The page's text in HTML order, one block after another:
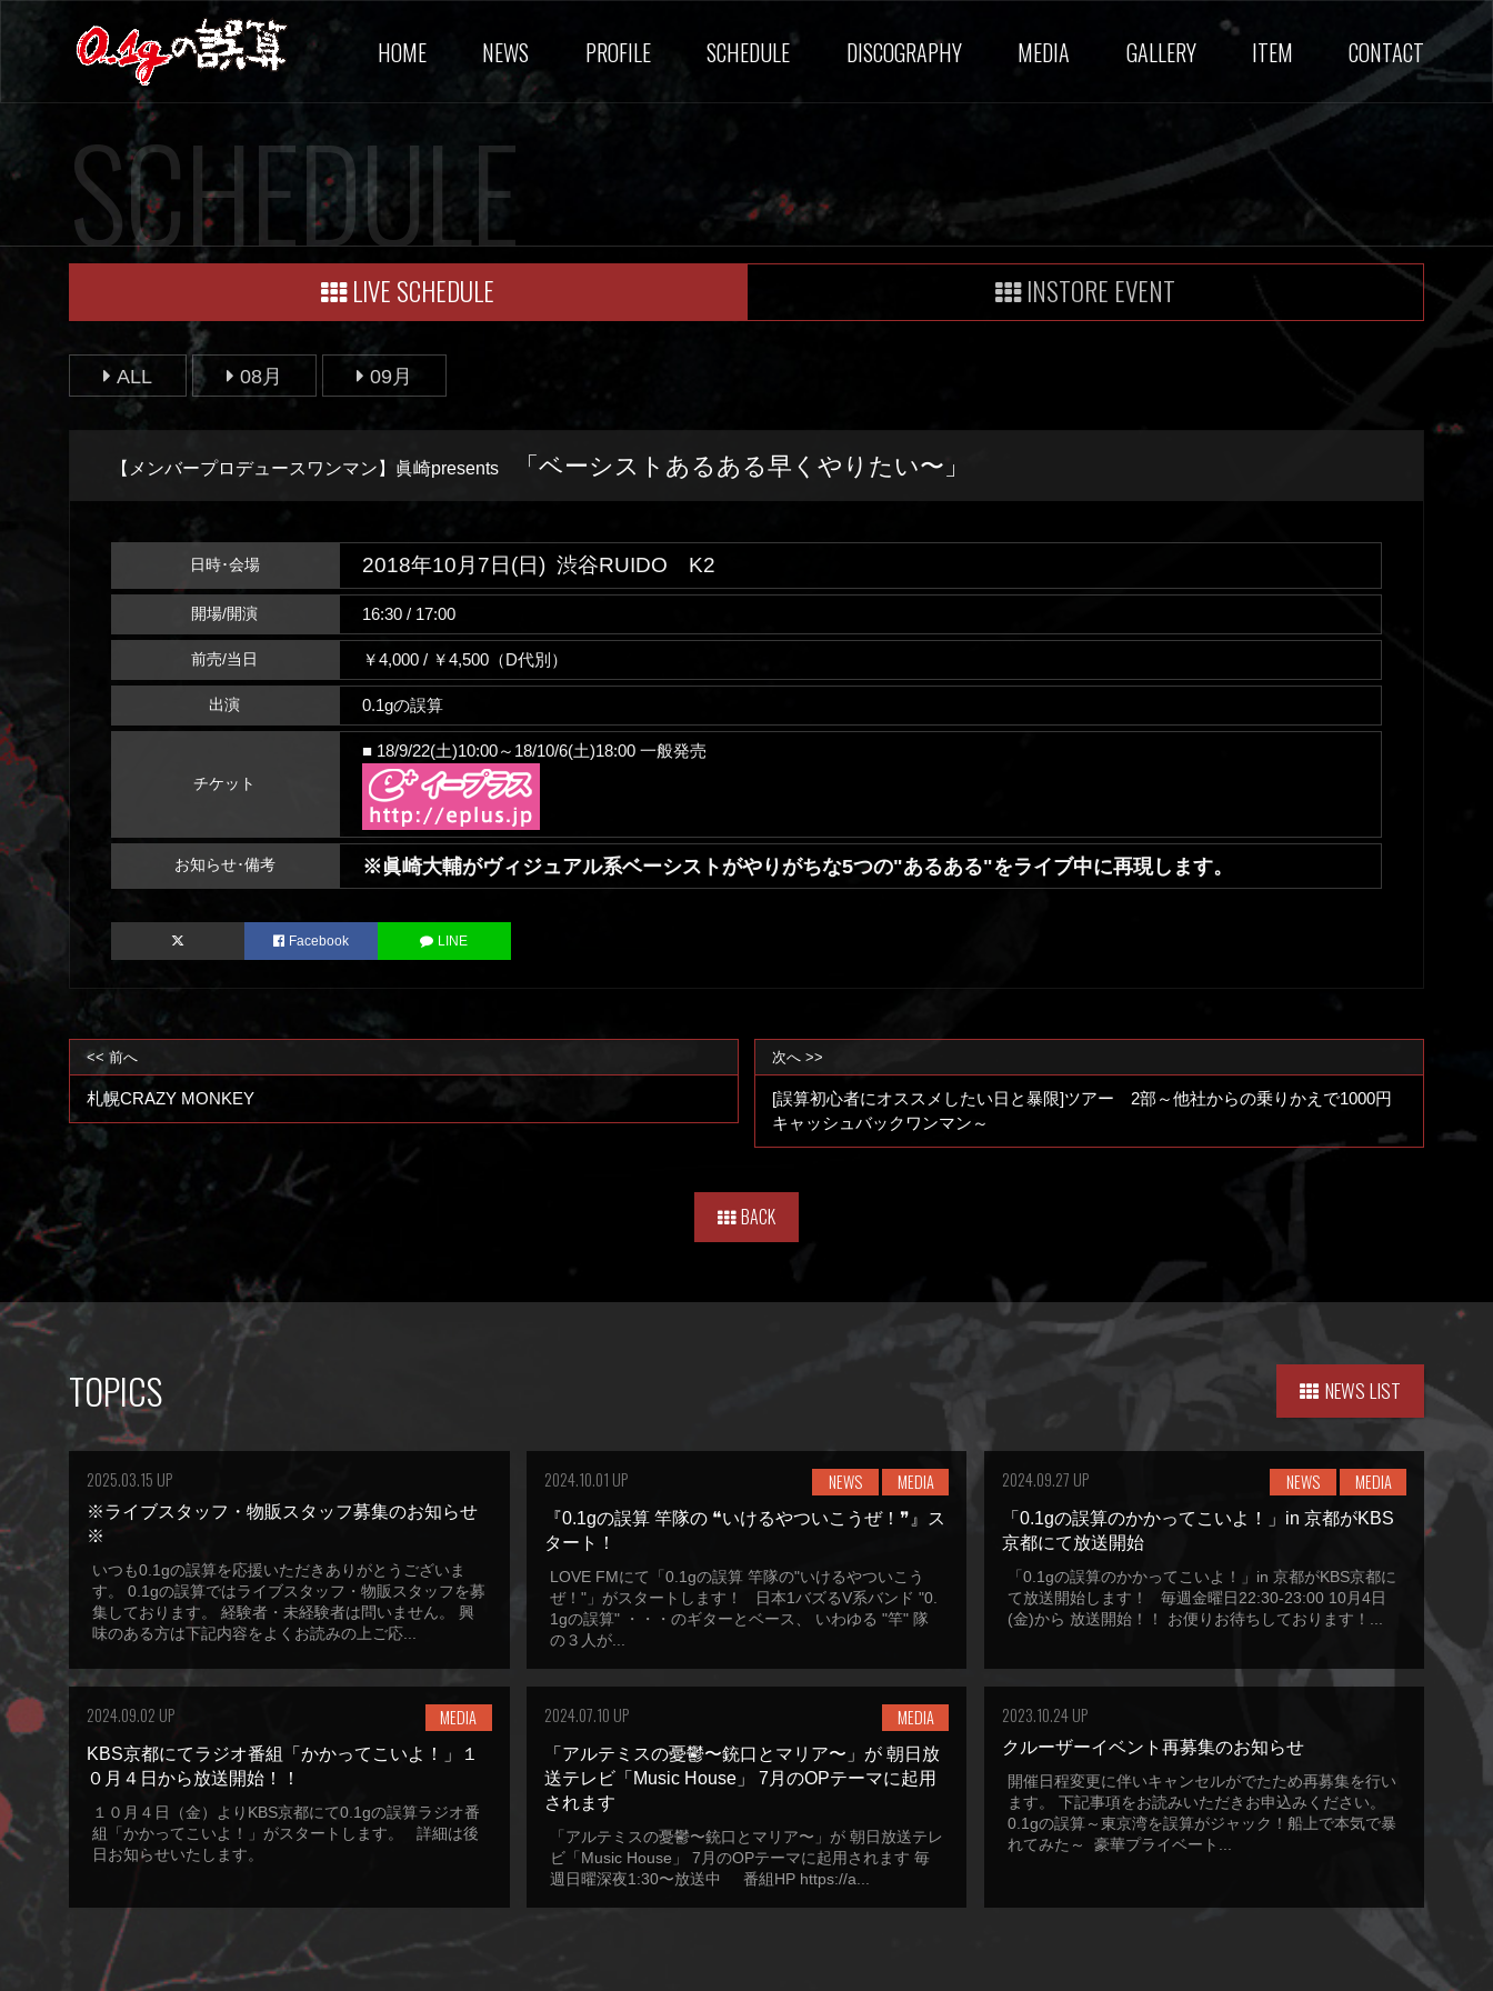
HOME NEWS PROFILE SCHEDULE DISCOGRAPHY MEDIA GALLERY ITEM CONTACT
SCHEDULE
LIVE SCHEDULE INSTORE EVENT
ALL 08月 09月
【メンバープロデュースワンマン】眞崎presents 「ベーシストあるある早くやりたい〜」
日時･会場 2018年10月7日(日) 渋谷RUIDO K2
開場/開演 16:30 / 17:00
前売/当日 ￥4,000 / ￥4,500（D代別）
出演 0.1gの誤算
チケット
■ 18/9/22(土)10:00～18/10/6(土)18:00 一般発売
お知らせ･備考 ※眞崎大輔がヴィジュアル系ベーシストがやりがちな5つの"あるある"をライブ中に再現します。
Facebook LINE
<< 前へ
札幌CRAZY MONKEY
次へ >>
[誤算初心者にオススメしたい日と暴限]ツアー 2部～他社からの乗りかえで1000円
キャッシュバックワンマン～
BACK
TOPICS NEWS LIST
2025.03.15 UP
※ライブスタッフ・物販スタッフ募集のお知らせ
※
いつも0.1gの誤算を応援いただきありがとうございま
す。 0.1gの誤算ではライブスタッフ・物販スタッフを募
集しております。 経験者・未経験者は問いません。 興
味のある方は下記内容をよくお読みの上ご応...
2024.10.01 UP NEWS MEDIA
『0.1gの誤算 竿隊の ❝いけるやついこうぜ！❞』ス
タート！
LOVE FMにて「0.1gの誤算 竿隊の"いけるやついこう
ぜ！"」がスタートします！ 日本1バズるV系バンド "0.
1gの誤算" ・・・のギターとベース、 いわゆる "竿" 隊
の３人が...
2024.09.27 UP NEWS MEDIA
「0.1gの誤算のかかってこいよ！」in 京都がKBS
京都にて放送開始
「0.1gの誤算のかかってこいよ！」in 京都がKBS京都に
て放送開始します！ 毎週金曜日22:30-23:00 10月4日
(金)から 放送開始！！ お便りお待ちしております！...
2024.09.02 UP MEDIA
KBS京都にてラジオ番組「かかってこいよ！」１
０月４日から放送開始！！
１０月４日（金）よりKBS京都にて0.1gの誤算ラジオ番
組「かかってこいよ！」がスタートします。 詳細は後
日お知らせいたします。
2024.07.10 UP MEDIA
「アルテミスの憂鬱〜銃口とマリア〜」が 朝日放
送テレビ「Music House」 7月のOPテーマに起用
されます
「アルテミスの憂鬱〜銃口とマリア〜」が 朝日放送テレ
ビ「Music House」 7月のOPテーマに起用されます 毎
週日曜深夜1:30〜放送中 番組HP https://a...
2023.10.24 UP
クルーザーイベント再募集のお知らせ
開催日程変更に伴いキャンセルがでたため再募集を行い
ます。 下記事項をお読みいただきお申込みください。
0.1gの誤算～東京湾を誤算がジャック！船上で本気で暴
れてみた～ 豪華プライベート...